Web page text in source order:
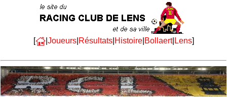
[ | Joueurs| Résultats| Histoire| Bollaert| Lens]